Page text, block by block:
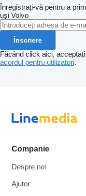
Înregistrați-vă pentru a
uşi Volvo
Înscriere
Făcând click aici, acceptați
acordul pentru utilizatori.
Companie
Despre noi
Ajutor